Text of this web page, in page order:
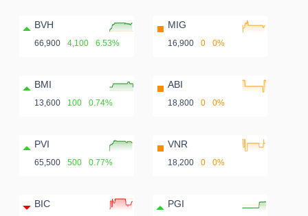
BVH
66,900 4,100 6.53%
MIG
16,900 0 0%
BMI
13,600 100 0.74%
ABI
18,800 0 0%
PVI
65,500 500 0.77%
VNR
18,200 0 0%
BIC PGI